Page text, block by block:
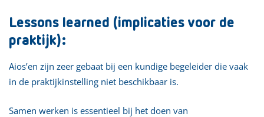
Lessons learned (implicaties voor de
praktijk):
Aios’en zijn zeer gebaat bij een kundige begeleider die vaak
in de praktijkinstelling niet beschikbaar is.
Samen werken is essentieel bij het doen van